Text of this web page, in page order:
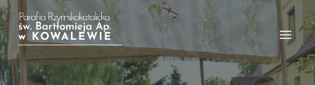
Przejdź
do
treści